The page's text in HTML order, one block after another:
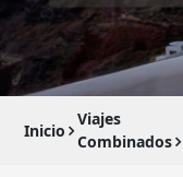
Inicio
Viajes
Combinados